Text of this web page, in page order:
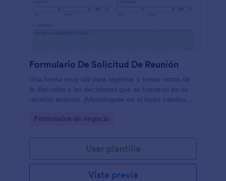
Formulario De Solicitud De Reunión
Una forma muy útil para registrar y tomar notas de
la discusión y las decisiones que se tomaron en su
reunión anterior. ¡Manténgase en el buen camino
usando este formulario!
Go to Category:
Formularios de negocio
Usar plantilla
Vista previa